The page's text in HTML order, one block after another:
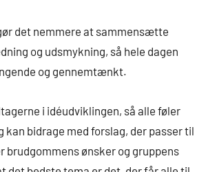
det nemmere at sammensætte
og udsmykning, så hele dagen
og gennemtænkt.
i idéudviklingen, så alle føler
kan bidrage med forslag, der passer til
brudgommens ønsker og gruppens